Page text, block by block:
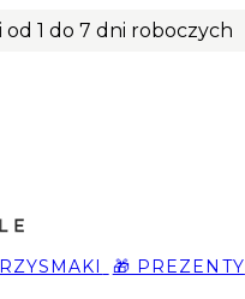
od 1 do 7 dni roboczych
🎁 PREZENTY